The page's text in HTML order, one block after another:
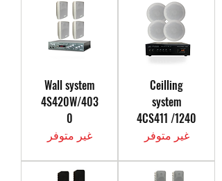
Ceilling
system
4CS411 /1240
غير متوفر
Wall system
4S420W/403
0
غير متوفر